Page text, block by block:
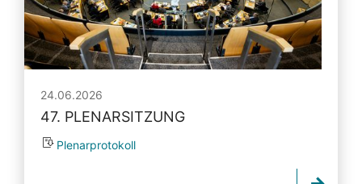
24.06.2026
47. PLENARSITZUNG
Plenarprotokoll